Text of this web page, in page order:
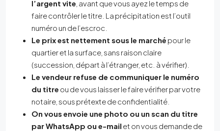
l’argent vite , avant que vous ayez le temps de
faire contrôler le titre. La précipitation est l’outil
numéro un de l’escroc.
Le prix est nettement sous le marché pour le
quartier et la surface, sans raison claire
(succession, départ à l’étranger, etc. à vérifier).
Le vendeur refuse de communiquer le numéro
du titre ou de vous laisser le faire vérifier par votre
notaire, sous prétexte de confidentialité.
On vous envoie une photo ou un scan du titre
par WhatsApp ou e-mail et on vous demande de